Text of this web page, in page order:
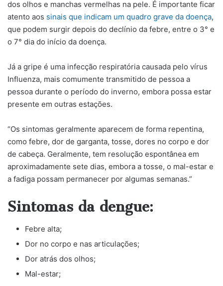
dos olhos e manchas vermelhas na pele. É importante ficar
atento aos sinais que indicam um quadro grave da doença,
que podem surgir depois do declínio da febre, entre o 3° e
o 7° dia do início da doença.
Já a gripe é uma infecção respiratória causada pelo vírus
Influenza, mais comumente transmitido de pessoa a
pessoa durante o período do inverno, embora possa estar
presente em outras estações.
“Os sintomas geralmente aparecem de forma repentina,
como febre, dor de garganta, tosse, dores no corpo e dor
de cabeça. Geralmente, tem resolução espontânea em
aproximadamente sete dias, embora a tosse, o mal-estar e
a fadiga possam permanecer por algumas semanas.”
Sintomas da dengue:
Febre alta;
Dor no corpo e nas articulações;
Dor atrás dos olhos;
Mal-estar;